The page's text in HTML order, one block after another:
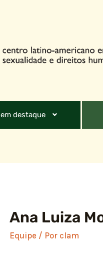
em destaque
Ana Luiza
Equipe / Por clam